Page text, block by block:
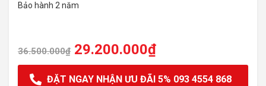
Bảo hành 2 năm
36.500.000₫ 29.200.000₫
ĐẶT NGAY NHẬN ƯU ĐÃI 5% 093 4554 868